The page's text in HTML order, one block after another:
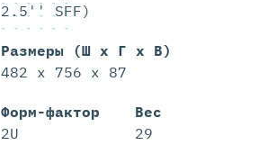
2.5'' SFF)
Размеры (Ш х Г х В)
482 x 756 x 87
Форм-фактор
2U
Вес
29